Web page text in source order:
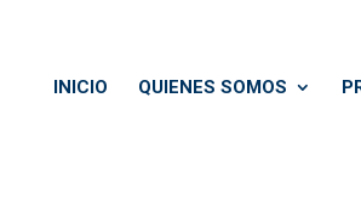
INICIO QUIENES SOMOS